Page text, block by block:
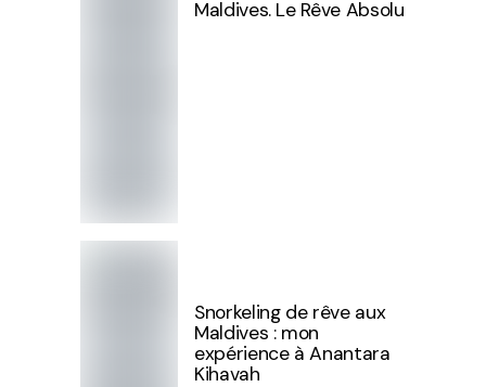
Maldives. Le Rêve Absolu
Snorkeling de rêve aux
Maldives : mon
expérience à Anantara
Kihavah